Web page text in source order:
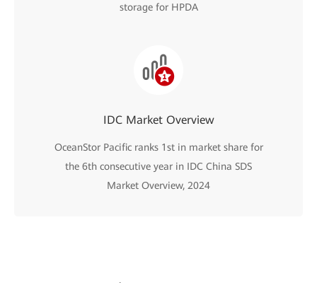
storage for HPDA
IDC Market Overview
OceanStor Pacific ranks 1st in market share for
the 6th consecutive year in IDC China SDS
Market Overview, 2024